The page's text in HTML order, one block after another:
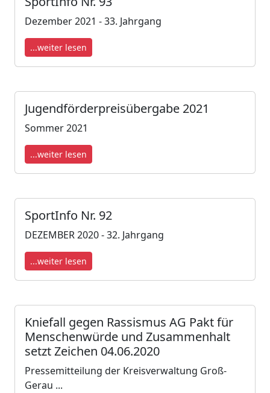
Dezember 2021 - 33. Jahrgang
...weiter lesen
Jugendförderpreisübergabe 2021
Sommer 2021
...weiter lesen
SportInfo Nr. 92
DEZEMBER 2020 - 32. Jahrgang
...weiter lesen
Kniefall gegen Rassismus AG Pakt für
Menschenwürde und Zusammenhalt
setzt Zeichen 04.06.2020
Pressemitteilung der Kreisverwaltung Groß-
Gerau ​​...